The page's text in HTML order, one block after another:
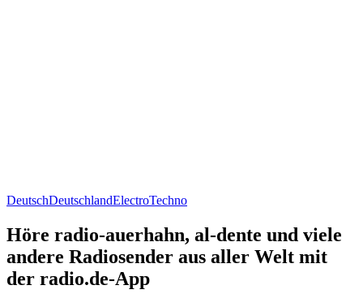
DeutschDeutschlandElectroTechno
Höre radio-auerhahn, al-dente und viele
andere Radiosender aus aller Welt mit
der radio.de-App